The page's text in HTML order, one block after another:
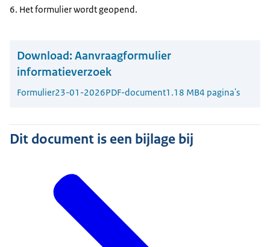
Het formulier wordt geopend.
Download: Aanvraagformulier
informatieverzoek
Formulier23-01-2026PDF-document1.18 MB4 pagina's
Dit document is een bijlage bij